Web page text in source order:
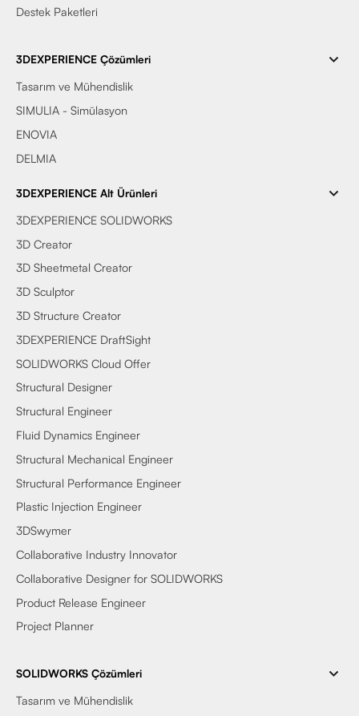
Destek Paketleri
3DEXPERIENCE Çözümleri
Tasarım ve Mühendislik
SIMULIA - Simülasyon
ENOVIA
DELMIA
3DEXPERIENCE Alt Ürünleri
3DEXPERIENCE SOLIDWORKS
3D Creator
3D Sheetmetal Creator
3D Sculptor
3D Structure Creator
3DEXPERIENCE DraftSight
SOLIDWORKS Cloud Offer
Structural Designer
Structural Engineer
Fluid Dynamics Engineer
Structural Mechanical Engineer
Structural Performance Engineer
Plastic Injection Engineer
3DSwymer
Collaborative Industry Innovator
Collaborative Designer for SOLIDWORKS
Product Release Engineer
Project Planner
SOLIDWORKS Çözümleri
Tasarım ve Mühendislik